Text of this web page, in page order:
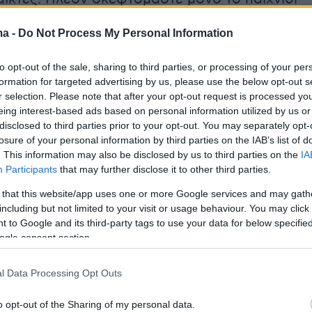
- Do Not Process My Personal Information
opt-out of the sale, sharing to third parties, or processing of your
for targeted advertising by us, please use the below opt-out
selection. Please note that after your opt-out request is processed
interest-based ads based on personal information utilized by us
to third parties prior to your opt-out. You may separately
of your personal information by third parties on the IAB’s list of
This information may also be disclosed by us to third parties on the
Participants that may further disclose it to other third parties.
that this website/app uses one or more Google services and may
but not limited to your visit or usage behaviour. You may
to Google and its third-party tags to use your data for below
consent section.
Data Processing Opt Outs
opt-out of the Sharing of my personal data.
για την επιστροφή ενοικίου στα
«Το Κράτος πληρώνει ένα ενοίκιό σου το
Γερμανών στην Αθήνα - 27 Απριλίου 1941, η
Ακρόπολη
Φραγκίσκου»: Η συνάντηση που μπορεί να